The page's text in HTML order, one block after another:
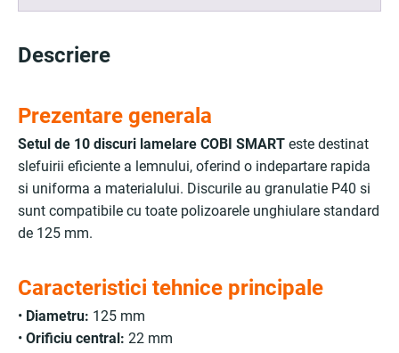
Descriere
Prezentare generala
Setul de 10 discuri lamelare COBI SMART este destinat
slefuirii eficiente a lemnului, oferind o indepartare rapida
si uniforma a materialului. Discurile au granulatie P40 si
sunt compatibile cu toate polizoarele unghiulare standard
de 125 mm.
Caracteristici tehnice principale
• Diametru: 125 mm
• Orificiu central: 22 mm